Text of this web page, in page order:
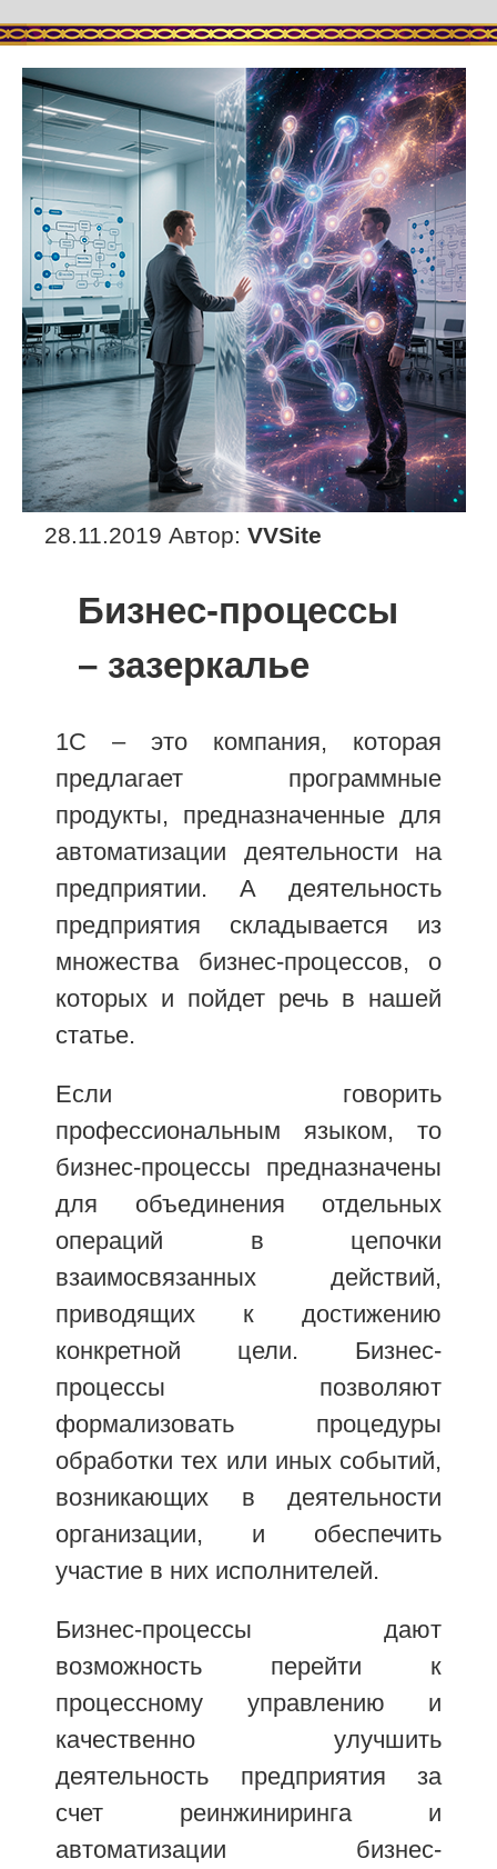
Опубликовано
28.11.2019 Автор: VVSite
Бизнес-процессы
– зазеркалье
1С – это компания, которая
предлагает программные
продукты, предназначенные для
автоматизации деятельности на
предприятии. А деятельность
предприятия складывается из
множества бизнес-процессов, о
которых и пойдет речь в нашей
статье.
Если говорить
профессиональным языком, то
бизнес-процессы предназначены
для объединения отдельных
операций в цепочки
взаимосвязанных действий,
приводящих к достижению
конкретной цели. Бизнес-
процессы позволяют
формализовать процедуры
обработки тех или иных событий,
возникающих в деятельности
организации, и обеспечить
участие в них исполнителей.
Бизнес-процессы дают
возможность перейти к
процессному управлению и
качественно улучшить
деятельность предприятия за
счет реинжиниринга и
автоматизации бизнес-